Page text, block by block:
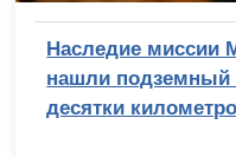
Наследие миссии
нашли подземный
десятки